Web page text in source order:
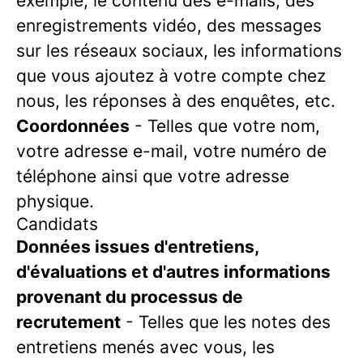
enregistrements vidéo, des messages
sur les réseaux sociaux, les informations
que vous ajoutez à votre compte chez
nous, les réponses à des enquêtes, etc.
Coordonnées - Telles que votre nom,
votre adresse e-mail, votre numéro de
téléphone ainsi que votre adresse
physique.
Candidats
Données issues d'entretiens,
d'évaluations et d'autres informations
provenant du processus de
recrutement - Telles que les notes des
entretiens menés avec vous, les